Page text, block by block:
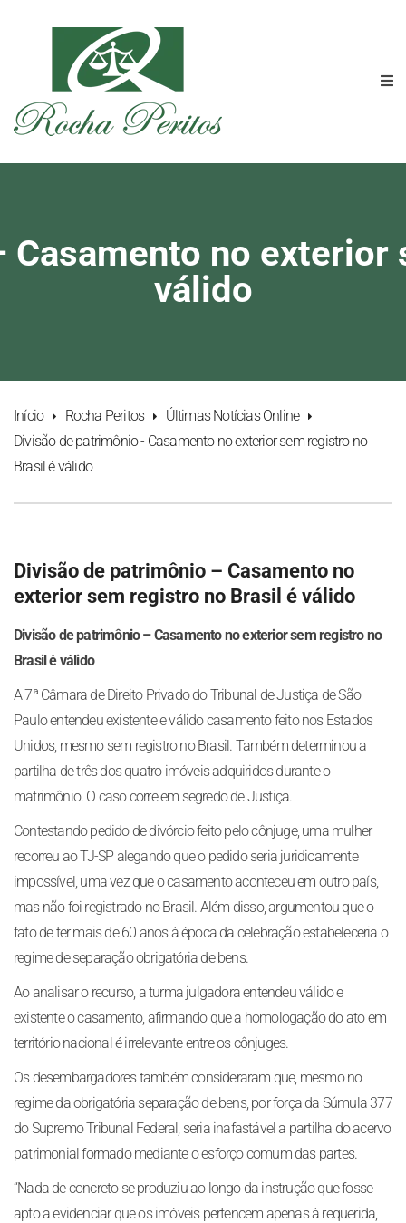
no
válido
Início Rocha Peritos
Últimas Notícias Online
Divisão de patrimônio - Casamento no exterior sem registro no
Brasil é válido
Divisão de patrimônio – Casamento no
exterior sem registro no Brasil é válido
Divisão de patrimônio – Casamento no exterior sem registro no
Brasil é válido
A 7ª Câmara de Direito Privado do Tribunal de Justiça de São
Paulo entendeu existente e válido casamento feito nos Estados
Unidos, mesmo sem registro no Brasil. Também determinou a
partilha de três dos quatro imóveis adquiridos durante o
matrimônio. O caso corre em segredo de Justiça.
Contestando pedido de divórcio feito pelo cônjuge, uma mulher
recorreu ao TJ-SP alegando que o pedido seria juridicamente
impossível, uma vez que o casamento aconteceu em outro país,
mas não foi registrado no Brasil. Além disso, argumentou que o
fato de ter mais de 60 anos à época da celebração estabeleceria o
regime de separação obrigatória de bens.
Ao analisar o recurso, a turma julgadora entendeu válido e
existente o casamento, afirmando que a homologação do ato em
território nacional é irrelevante entre os cônjuges.
Os desembargadores também consideraram que, mesmo no
regime da obrigatória separação de bens, por força da Súmula 377
do Supremo Tribunal Federal, seria inafastável a partilha do acervo
patrimonial formado mediante o esforço comum das partes.
“Nada de concreto se produziu ao longo da instrução que fosse
apto a evidenciar que os imóveis pertencem apenas à requerida,